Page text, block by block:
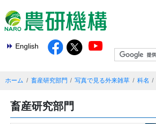
English
ホーム 畜産研究部門 写真で見る外来雑草 科名
畜産研究部門